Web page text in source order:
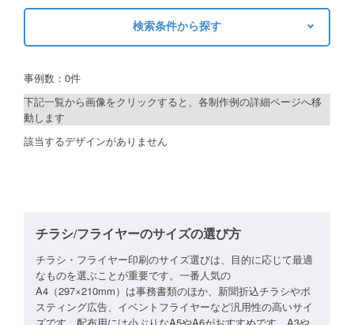
キャンセルについて
資料をダウンロード
ご利用規約
検索条件から探す
制作プランで探す
ゴールドコース
フルデザイン
データ修正
事例数：0件
下記一覧から画像をクリックすると、各制作例の詳細ページへ移
動します
該当するデザインがありません
チラシ/フライヤーのサイズの選び方
チラシ・フライヤー印刷のサイズ選びは、目的に応じて最適
なものを選ぶことが重要です。一番人気の
A4（297×210mm）は事務書類のほか、新聞折込チラシやポ
スティング広告、イベントフライヤーなど汎用性の高いサイ